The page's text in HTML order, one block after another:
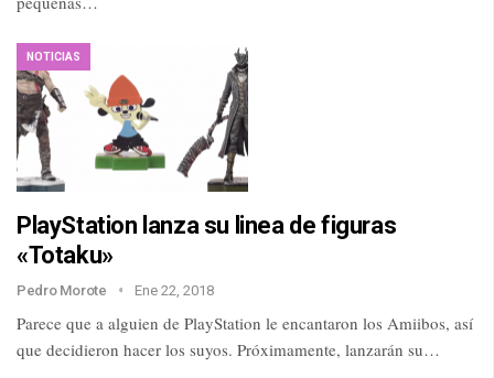
NOTICIAS
PlayStation lanza su linea de figuras
«Totaku»
Pedro Morote Ene 22, 2018
Parece que a alguien de PlayStation le encantaron los Amiibos, así
que decidieron hacer los suyos. Próximamente, lanzarán su…